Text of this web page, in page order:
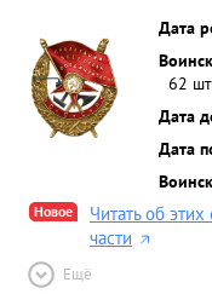
на разведку
сопровождались
овладев
пилотирования
поставленную
выполнениии
БАШКИРОВА три
огнем, ,но с
только тогда
израсходованы на
Дата
62
Дата
Дата
Новое
Читать об
части
Ещё